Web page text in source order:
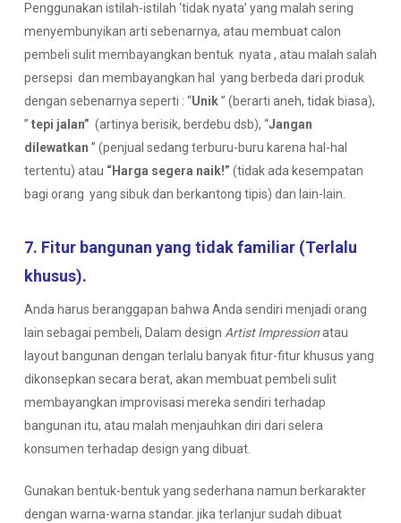
Penggunakan istilah-istilah ‘tidak nyata’ yang malah sering
menyembunyikan arti sebenarnya, atau membuat calon
pembeli sulit membayangkan bentuk nyata , atau malah salah
persepsi dan membayangkan hal yang berbeda dari produk
dengan sebenarnya seperti : “Unik” (berarti aneh, tidak biasa),
” tepi jalan” (artinya berisik, berdebu dsb), “Jangan
dilewatkan ” (penjual sedang terburu-buru karena hal-hal
tertentu) atau “Harga segera naik!” (tidak ada kesempatan
bagi orang yang sibuk dan berkantong tipis) dan lain-lain.
7. Fitur bangunan yang tidak familiar (Terlalu
khusus).
Anda harus beranggapan bahwa Anda sendiri menjadi orang
lain sebagai pembeli, Dalam design Artist Impressionatau
layout bangunan dengan terlalu banyak fitur-fitur khusus yang
dikonsepkan secara berat, akan membuat pembeli sulit
membayangkan improvisasi mereka sendiri terhadap
bangunan itu, atau malah menjauhkan diri dari selera
konsumen terhadap design yang dibuat.
Gunakan bentuk-bentuk yang sederhana namun berkarakter
dengan warna-warna standar. jika terlanjur sudah dibuat